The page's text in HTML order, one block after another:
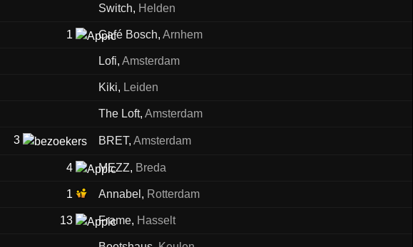
Switch, Helden
1 Café Bosch, Arnhem
Lofi, Amsterdam
Kiki, Leiden
The Loft, Amsterdam
3 BRET, Amsterdam
4 MEZZ, Breda
1 Annabel , Rotterdam
13 Frame, Hasselt